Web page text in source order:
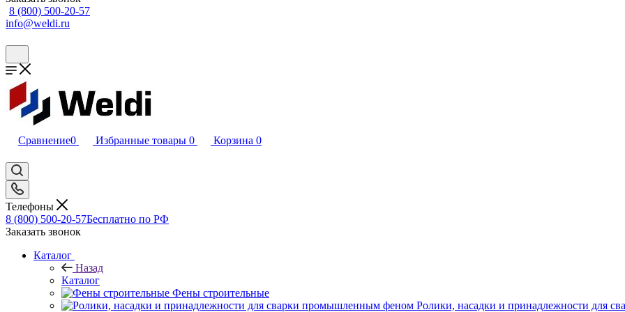
8 (800) 500-20-57
info@weldi.ru
Сравнение0 Избранные товары 0 Корзина 0
Телефоны
8 (800) 500-20-57Бесплатно по РФ
Заказать звонок
Каталог
Назад
Каталог
Фены строительные
Ролики, насадки и принадлежности для